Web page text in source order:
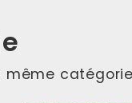
même catégorie